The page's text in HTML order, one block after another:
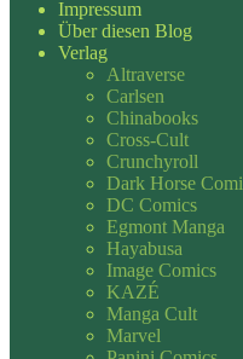
Impressum
Über diesen Blog
Verlag
Altraverse
Carlsen
Chinabooks
Cross-Cult
Crunchyroll
Dark Horse
DC Comics
Egmont Manga
Hayabusa
Image Comics
KAZÉ
Manga Cult
Marvel